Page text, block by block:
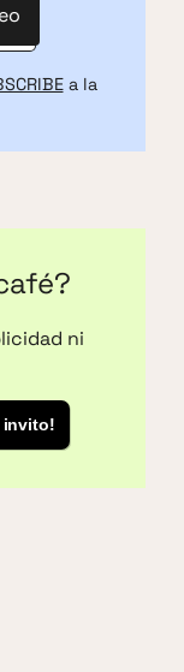
a la
ni
invito!